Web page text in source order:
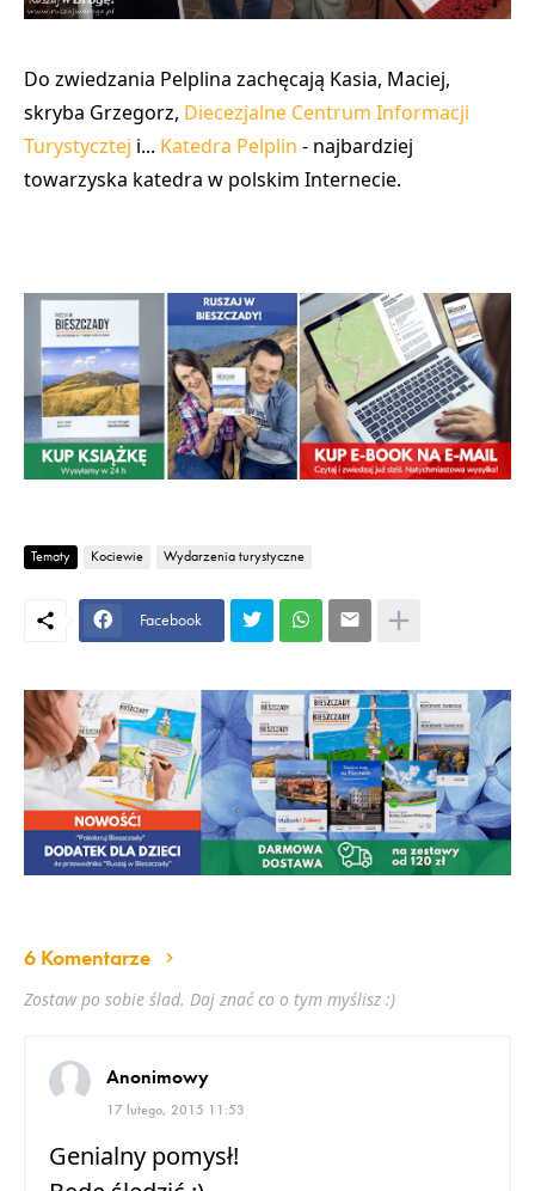
Do zwiedzania Pelplina zachęcają Kasia, Maciej,
skryba Grzegorz, Diecezjalne Centrum Informacji
Turystycztej i... Katedra Pelplin - najbardziej
towarzyska katedra w polskim Internecie.
Tematy Kociewie Wydarzenia turystyczne
Facebook
6 Komentarze
Zostaw po sobie ślad. Daj znać co o tym myślisz :)
Anonimowy
17 lutego, 2015 11:53
Genialny pomysł!